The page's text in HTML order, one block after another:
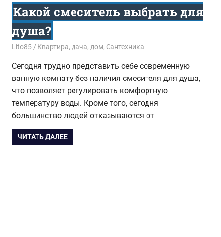
Какой смеситель выбрать для
душа?
28.07.2015
Lito85 Квартира, дача, дом, Сантехника
Сегодня трудно представить себе современную
ванную комнату без наличия смесителя для душа,
что позволяет регулировать комфортную
температуру воды. Кроме того, сегодня
большинство людей отказываются от
ЧИТАТЬ ДАЛЕЕ